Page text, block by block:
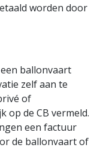
worden door
ballonvaart
zelf aan te
of
op de CB vermeld.
een factuur
de ballonvaart of